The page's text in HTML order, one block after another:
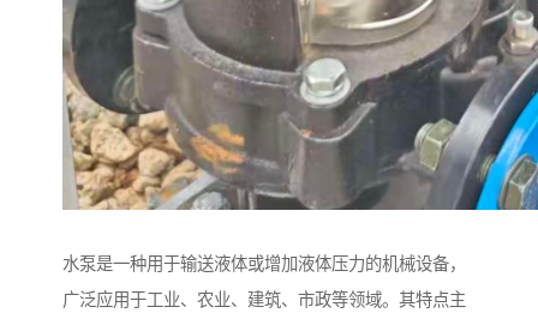
水泵是一种用于输送液体或增加液体压力的机械设备，
广泛应用于工业、农业、建筑、市政等领域。其特点主